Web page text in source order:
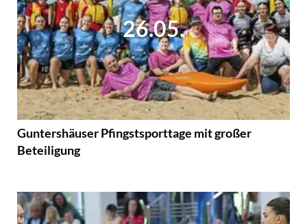
26.05.
Guntershäuser Pfingstsporttage mit großer
Beteiligung